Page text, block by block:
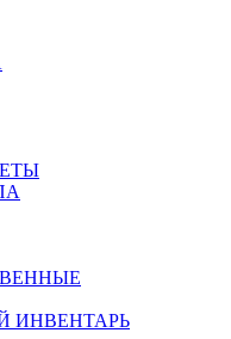
ИНВЕНТАРЬ